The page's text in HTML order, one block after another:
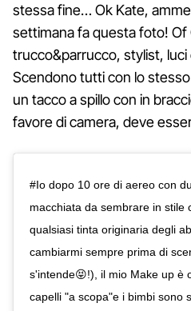
stessa fine… Ok Kate,
settimana fa questa foto! Of
trucco&parrucco, stylist,
Scendono tutti con lo stesso
un tacco a spillo con in
favore di camera, deve
#Io dopo 10 ore di aereo con
macchiata da sembrare in stile
qualsiasi tinta originaria degli
cambiarmi sempre prima di
s'intende😝!), il mio Make up è
capelli "a scopa"e i bimbi sono